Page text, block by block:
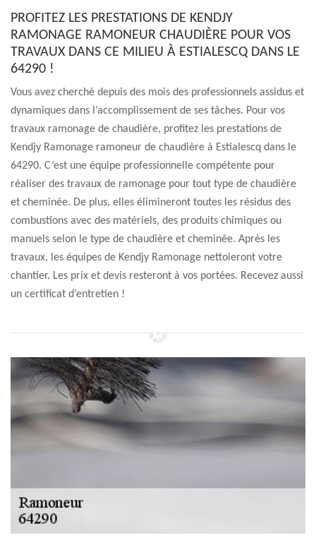
PROFITEZ LES PRESTATIONS DE KENDJY
RAMONAGE RAMONEUR CHAUDIÈRE POUR VOS
TRAVAUX DANS CE MILIEU À ESTIALESCQ DANS LE
64290 !
Vous avez cherché depuis des mois des professionnels assidus et
dynamiques dans l’accomplissement de ses tâches. Pour vos
travaux ramonage de chaudière, profitez les prestations de
Kendjy Ramonage ramoneur de chaudière à Estialescq dans le
64290. C’est une équipe professionnelle compétente pour
réaliser des travaux de ramonage pour tout type de chaudière
et cheminée. De plus, elles élimineront toutes les résidus des
combustions avec des matériels, des produits chimiques ou
manuels selon le type de chaudière et cheminée. Après les
travaux, les équipes de Kendjy Ramonage nettoieront votre
chantier. Les prix et devis resteront à vos portées. Recevez aussi
un certificat d’entretien !